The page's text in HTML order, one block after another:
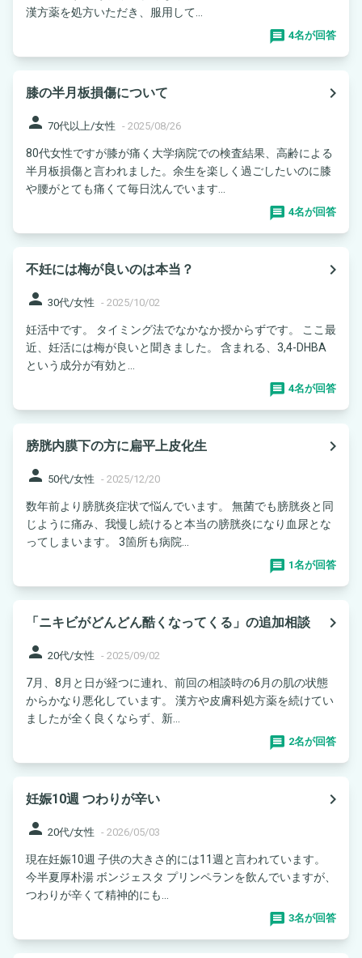
漢方薬を処方いただき、服用して...
4名が回答
膝の半月板損傷について
navigate_next
person 70代以上/女性 - 2025/08/26
80代女性ですが膝が痛く大学病院での検査結果、高齢による
半月板損傷と言われました。余生を楽しく過ごしたいのに膝
や腰がとても痛くて毎日沈んでいます...
4名が回答
不妊には梅が良いのは本当？
navigate_next
person 30代/女性 - 2025/10/02
妊活中です。 タイミング法でなかなか授からずです。 ここ最
近、妊活には梅が良いと聞きました。 含まれる、3,4-DHBA
という成分が有効と...
4名が回答
膀胱内膜下の方に扁平上皮化生
navigate_next
person 50代/女性 - 2025/12/20
数年前より膀胱炎症状で悩んでいます。 無菌でも膀胱炎と同
じように痛み、我慢し続けると本当の膀胱炎になり血尿とな
ってしまいます。 3箇所も病院...
1名が回答
「ニキビがどんどん酷くなってくる」の追加相談
navigate_next
person 20代/女性 - 2025/09/02
7月、8月と日が経つに連れ、前回の相談時の6月の肌の状態
からかなり悪化しています。 漢方や皮膚科処方薬を続けてい
ましたが全く良くならず、新...
2名が回答
妊娠10週 つわりが辛い
navigate_next
person 20代/女性 - 2026/05/03
現在妊娠10週 子供の大きさ的には11週と言われています。
今半夏厚朴湯 ボンジェスタ プリンペランを飲んでいますが、
つわりが辛くて精神的にも...
3名が回答